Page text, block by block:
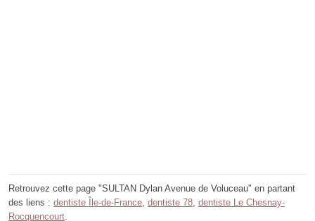
Retrouvez cette page "SULTAN Dylan Avenue de Voluceau" en partant
des liens : dentiste Île-de-France, dentiste 78, dentiste Le Chesnay-
Rocquencourt.